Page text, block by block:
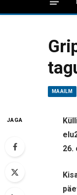
MAAILM
JAGA
26.